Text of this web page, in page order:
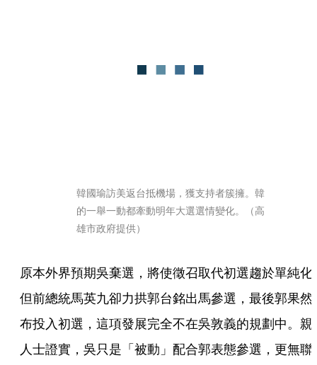
韓國瑜訪美返台抵機場，獲支持者簇擁。韓
的一舉一動都牽動明年大選選情變化。（高
雄市政府提供）
原本外界預期吳棄選，將使徵召取代初選趨於單純化
但前總統馬英九卻力拱郭台銘出馬參選，最後郭果然
布投入初選，這項發展完全不在吳敦義的規劃中。親
人士證實，吳只是「被動」配合郭表態參選，更無聯